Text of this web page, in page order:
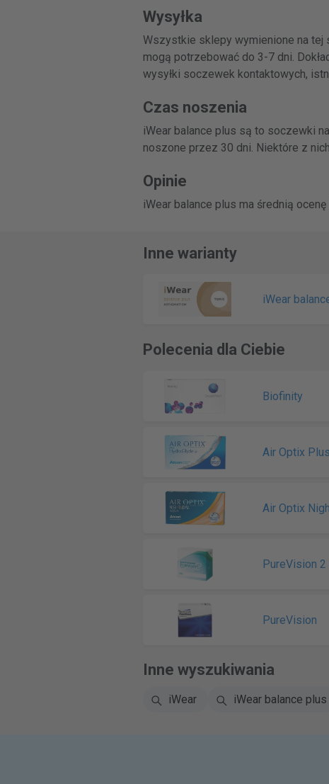
Wysyłka
Wszystkie sklepy wymienione na
mogą potrzebować do 3-7 dni.
wysyłki soczewek kontaktowych,
Czas noszenia
iWear balance plus są to soczewki
noszone przez 30 dni. Niektóre z
Opinie
iWear balance plus ma średnią
Inne warianty
iWear
Polecenia dla Ciebie
Biofinity
Air Optix
Air Optix
PureVision 2
PureVision
Inne wyszukiwania
iWear iWear balance plus